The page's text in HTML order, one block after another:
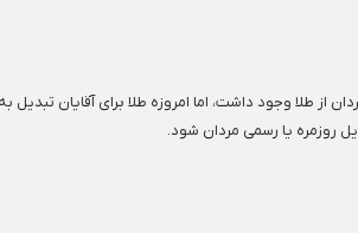
از طلا وجود داشت، اما امروزه طلا برای آقایان
روزمره یا رسمی مردان شود.